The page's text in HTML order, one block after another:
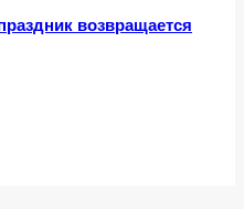
возвращается